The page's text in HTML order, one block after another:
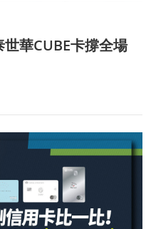
華CUBE卡撐全場